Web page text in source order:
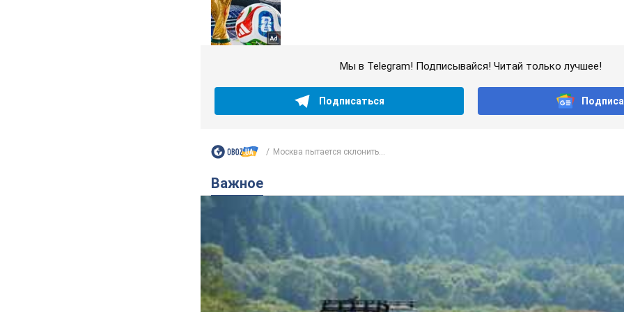
Мы в Telegram! Подписывайся! Читай только лучшее!
Подписаться
Москва пытается склонить...
Важное